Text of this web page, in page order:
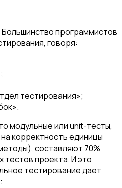
программистов
говоря:
тестирования»;
модульные или unit-тесты,
корректность единицы
составляют 70%
тестов проекта. И это
тестирование дает